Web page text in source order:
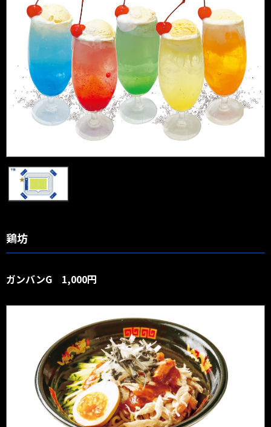
鶏坊
ガンバンG 1,000円